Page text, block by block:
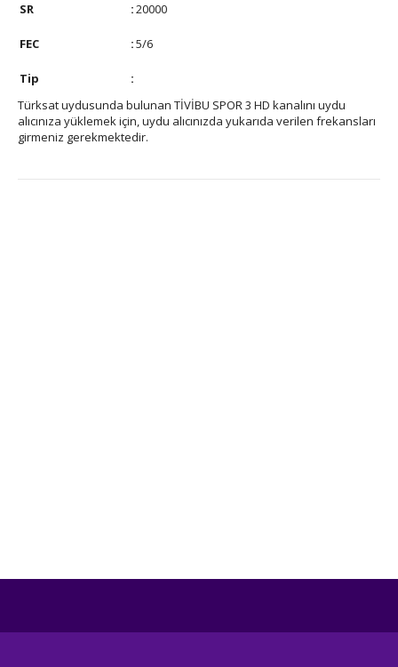
SR :20000
FEC :5/6
Tip
:
Türksat uydusunda bulunan TİVİBU SPOR 3 HD kanalını uydu
alıcınıza yüklemek için, uydu alıcınızda yukarıda verilen frekansları
girmeniz gerekmektedir.